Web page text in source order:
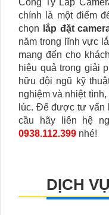
Công Ty Lắp
chính là một điểm
chọn
lắp đặt
năm trong lĩnh vực
mang đến cho
hiệu quả trong giải
hữu đội ngũ kỹ
nghiệm và nhiệt
lúc. Để được tư vấn
cầu hãy liên hệ
0938.112.399 nhé!
DỊCH